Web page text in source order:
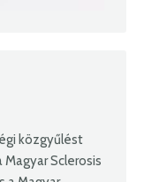
közgyűlést
Sclerosis